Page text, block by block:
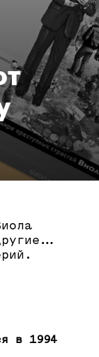
в 1994